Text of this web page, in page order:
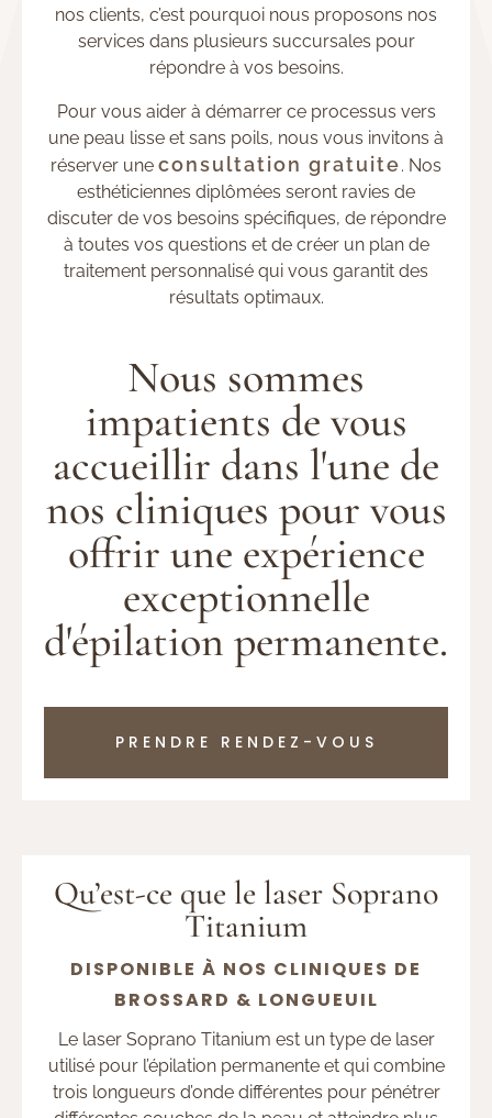
nos clients, c’est pourquoi nous proposons nos
services dans plusieurs succursales pour
répondre à vos besoins.
Pour vous aider à démarrer ce processus vers
une peau lisse et sans poils, nous vous invitons à
réserver une consultation gratuite. Nos
esthéticiennes diplômées seront ravies de
discuter de vos besoins spécifiques, de répondre
à toutes vos questions et de créer un plan de
traitement personnalisé qui vous garantit des
résultats optimaux.
Nous sommes
impatients de vous
accueillir dans l'une de
nos cliniques pour vous
offrir une expérience
exceptionnelle
d'épilation permanente.
PRENDRE RENDEZ-VOUS
Qu’est-ce que le laser Soprano
Titanium
DISPONIBLE À NOS CLINIQUES DE
BROSSARD & LONGUEUIL
Le laser Soprano Titanium est un type de laser
utilisé pour l’épilation permanente et qui combine
trois longueurs d’onde différentes pour pénétrer